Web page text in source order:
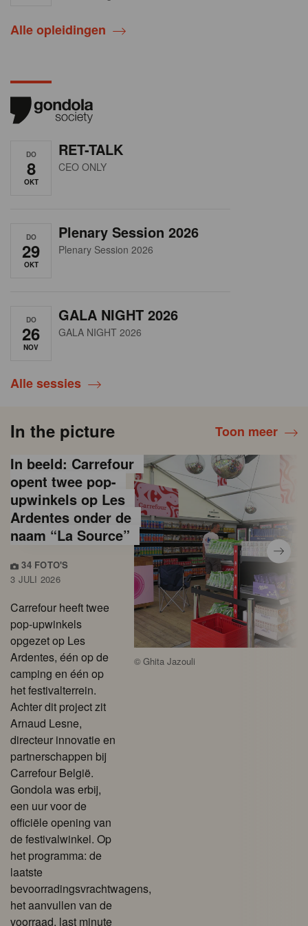
Alle opleidingen
DO
8
OKT
RET-TALK
CEO ONLY
DO
29
OKT
Plenary Session 2026
Plenary Session 2026
DO
26
NOV
GALA NIGHT 2026
GALA NIGHT 2026
Alle sessies
In the picture Toon meer
In beeld: Carrefour
opent twee pop-
upwinkels op Les
Ardentes onder de
naam “La Source”
34 FOTO'S
3 JULI 2026
Carrefour heeft twee
pop-upwinkels
opgezet op Les
Ardentes, één op de
camping en één op
het festivalterrein.
Achter dit project zit
Arnaud Lesne,
directeur innovatie en
partnerschappen bij
Carrefour België.
Gondola was erbij,
een uur voor de
officiële opening van
de festivalwinkel. Op
het programma: de
laatste
bevoorradingsvrachtwagens,
het aanvullen van de
voorraad, last minute
©Ghita Jazouli